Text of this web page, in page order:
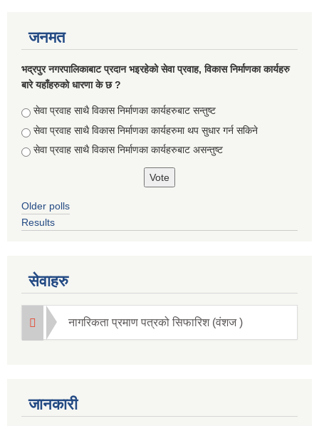
जनमत
भद्रपुर नगरपालिकाबाट प्रदान भइरहेको सेवा प्रवाह, विकास निर्माणका कार्यहरु
बारे यहाँहरुको धारणा के छ ?
Choices
सेवा प्रवाह साथै विकास निर्माणका कार्यहरुबाट सन्तुष्ट
सेवा प्रवाह साथै विकास निर्माणका कार्यहरुमा थप सुधार गर्न सकिने
सेवा प्रवाह साथै विकास निर्माणका कार्यहरुबाट असन्तुष्ट
Older polls
Results
सेवाहरु
नागरिकता प्रमाण पत्रको सिफारिश (वंशज )
जानकारी